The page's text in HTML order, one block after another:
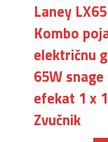
Laney
Kombo
električnu
65W
efekat 1 x
Zvučnik